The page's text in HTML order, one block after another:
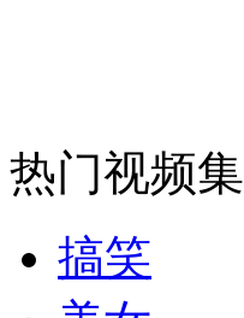
走！跟着总书记去植树
消防员救轻生者
热门视频集
搞笑